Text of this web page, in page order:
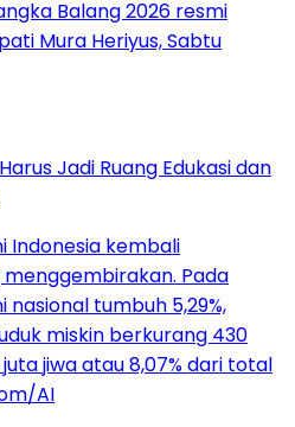
Jadi Ruang Edukasi dan